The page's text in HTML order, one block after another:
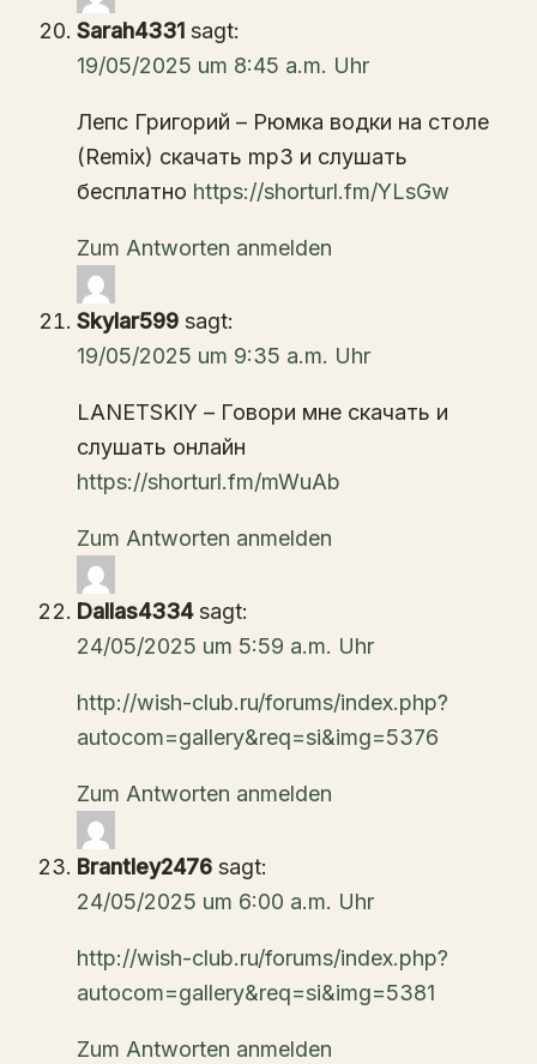
Sarah4331 sagt:
19/05/2025 um 8:45 a.m. Uhr
Лепс Григорий – Рюмка водки на столе
(Remix) скачать mp3 и слушать
бесплатно https://shorturl.fm/YLsGw
Zum Antworten anmelden
Skylar599 sagt:
19/05/2025 um 9:35 a.m. Uhr
LANETSKIY – Говори мне скачать и
слушать онлайн
https://shorturl.fm/mWuAb
Zum Antworten anmelden
Dallas4334 sagt:
24/05/2025 um 5:59 a.m. Uhr
http://wish-club.ru/forums/index.php?
autocom=gallery&req=si&img=5376
Zum Antworten anmelden
Brantley2476 sagt:
24/05/2025 um 6:00 a.m. Uhr
http://wish-club.ru/forums/index.php?
autocom=gallery&req=si&img=5381
Zum Antworten anmelden